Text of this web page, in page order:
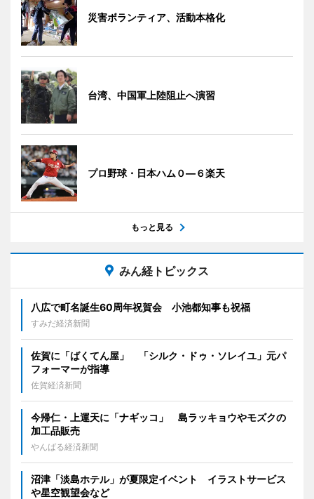
災害ボランティア、活動本格化
台湾、中国軍上陸阻止へ演習
プロ野球・日本ハム０―６楽天
もっと見る
みん経トピックス
八広で町名誕生60周年祝賀会 小池都知事も祝福
すみだ経済新聞
佐賀に「ばくてん屋」 「シルク・ドゥ・ソレイユ」元パ
フォーマーが指導
佐賀経済新聞
今帰仁・上運天に「ナギッコ」 島ラッキョウやモズクの
加工品販売
やんばる経済新聞
沼津「淡島ホテル」が夏限定イベント イラストサービス
や星空観望会など